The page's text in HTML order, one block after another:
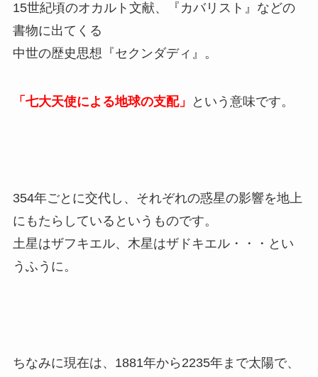
15世紀頃のオカルト文献、『カバリスト』などの
書物に出てくる
中世の歴史思想『セクンダディ』。
「七大天使による地球の支配」 という意味です。
354年ごとに交代し、それぞれの惑星の影響を地上
にもたらしているというものです。
土星はザフキエル、木星はザドキエル・・・とい
うふうに。
ちなみに現在は、1881年から2235年まで太陽で、